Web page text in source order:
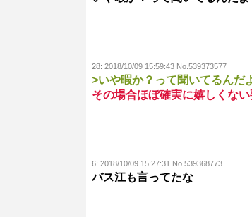
28: 2018/10/09 15:59:43 No.539373577
>いや暇か？って聞いてるんだ
その場合ほぼ確実に嬉しくな
6: 2018/10/09 15:27:31 No.539368773
バス江も言ってたな